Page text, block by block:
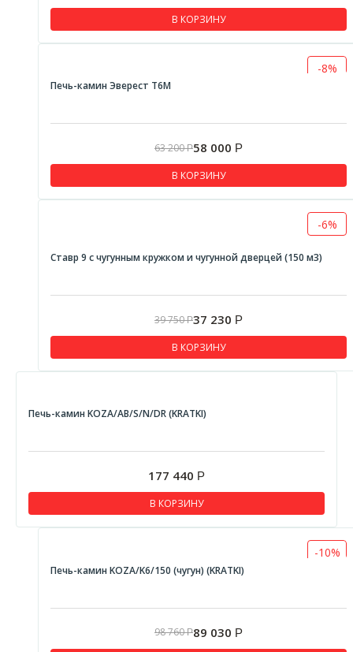
В КОРЗИНУ
-8%
Печь-камин Эверест T6M
63 200Р58 000 Р
В КОРЗИНУ
-6%
Ставр 9 с чугунным кружком и чугунной дверцей (150 м3)
39 750Р37 230 Р
В КОРЗИНУ
Печь-камин KOZA/AB/S/N/DR (KRATKI)
177 440 Р
В КОРЗИНУ
-10%
Печь-камин KOZA/K6/150 (чугун) (KRATKI)
98 760Р89 030 Р